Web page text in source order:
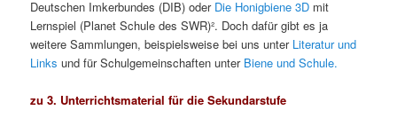
Deutschen Imkerbundes (DIB) oder Die Honigbiene 3D mit
Lernspiel (Planet Schule des SWR)². Doch dafür gibt es ja
weitere Sammlungen, beispielsweise bei uns unter Literatur und
Links und für Schulgemeinschaften unter Biene und Schule.
zu 3. Unterrichtsmaterial für die Sekundarstufe